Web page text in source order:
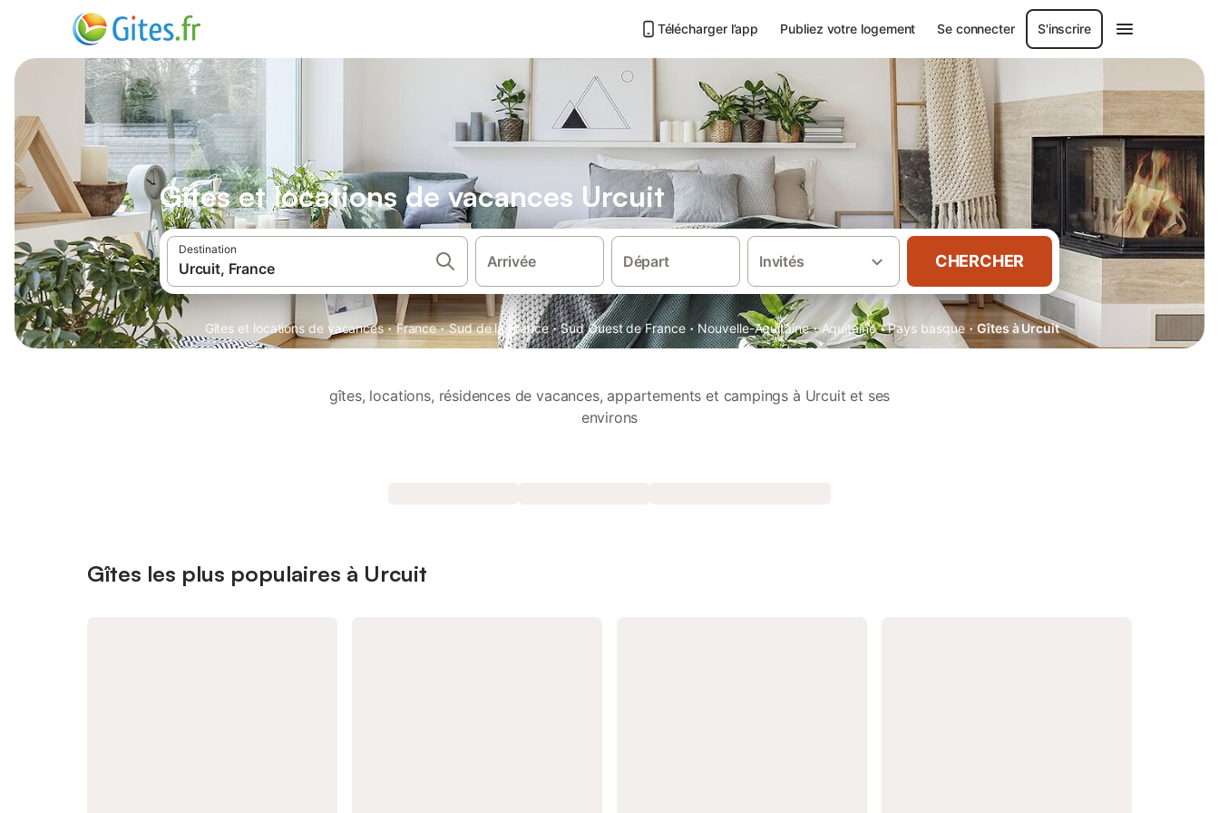
Télécharger l’app Publiez votre logement Se connecter S'inscrire
Gîtes et locations de vacances Urcuit
Destination
Arrivée Départ Invités CHERCHER
Gîtes et locations de vacances · France · Sud de la France · Sud Ouest de France · Nouvelle-Aquitaine · Aquitaine · Pays basque · Gîtes à Urcuit
gîtes, locations, résidences de vacances, appartements et campings à Urcuit et ses
environs
Gîtes les plus populaires à Urcuit